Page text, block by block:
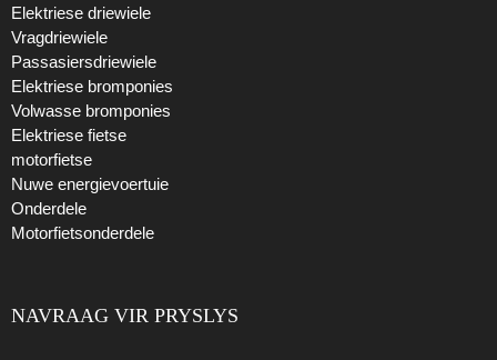
Elektriese driewiele
Vragdriewiele
Passasiersdriewiele
Elektriese bromponies
Volwasse bromponies
Elektriese fietse
motorfietse
Nuwe energievoertuie
Onderdele
Motorfietsonderdele
NAVRAAG VIR PRYSLYS